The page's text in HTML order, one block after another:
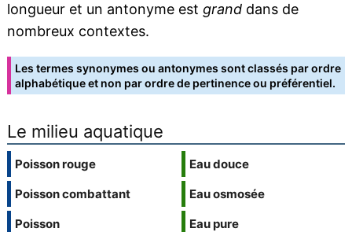
longueur et un antonyme est granddans de
nombreux contextes.
Les termes synonymes ou antonymes sont classés par ordre
alphabétique et non par ordre de pertinence ou préférentiel.
Le milieu aquatique
Poisson rouge
Poisson combattant
Poisson
Eau douce
Eau osmosée
Eau pure